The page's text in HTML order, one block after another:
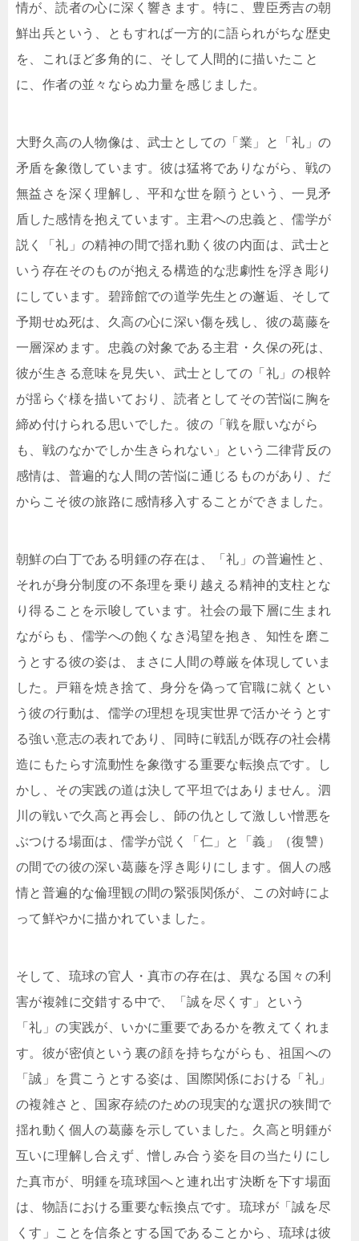
情が、読者の心に深く響きます。特に、豊臣秀吉の朝
鮮出兵という、ともすれば一方的に語られがちな歴史
を、これほど多角的に、そして人間的に描いたこと
に、作者の並々ならぬ力量を感じました。
大野久高の人物像は、武士としての「業」と「礼」の
矛盾を象徴しています。彼は猛将でありながら、戦の
無益さを深く理解し、平和な世を願うという、一見矛
盾した感情を抱えています。主君への忠義と、儒学が
説く「礼」の精神の間で揺れ動く彼の内面は、武士と
いう存在そのものが抱える構造的な悲劇性を浮き彫り
にしています。碧蹄館での道学先生との邂逅、そして
予期せぬ死は、久高の心に深い傷を残し、彼の葛藤を
一層深めます。忠義の対象である主君・久保の死は、
彼が生きる意味を見失い、武士としての「礼」の根幹
が揺らぐ様を描いており、読者としてその苦悩に胸を
締め付けられる思いでした。彼の「戦を厭いながら
も、戦のなかでしか生きられない」という二律背反の
感情は、普遍的な人間の苦悩に通じるものがあり、だ
からこそ彼の旅路に感情移入することができました。
朝鮮の白丁である明鍾の存在は、「礼」の普遍性と、
それが身分制度の不条理を乗り越える精神的支柱とな
り得ることを示唆しています。社会の最下層に生まれ
ながらも、儒学への飽くなき渇望を抱き、知性を磨こ
うとする彼の姿は、まさに人間の尊厳を体現していま
した。戸籍を焼き捨て、身分を偽って官職に就くとい
う彼の行動は、儒学の理想を現実世界で活かそうとす
る強い意志の表れであり、同時に戦乱が既存の社会構
造にもたらす流動性を象徴する重要な転換点です。し
かし、その実践の道は決して平坦ではありません。泗
川の戦いで久高と再会し、師の仇として激しい憎悪を
ぶつける場面は、儒学が説く「仁」と「義」（復讐）
の間での彼の深い葛藤を浮き彫りにします。個人の感
情と普遍的な倫理観の間の緊張関係が、この対峙によ
って鮮やかに描かれていました。
そして、琉球の官人・真市の存在は、異なる国々の利
害が複雑に交錯する中で、「誠を尽くす」という
「礼」の実践が、いかに重要であるかを教えてくれま
す。彼が密偵という裏の顔を持ちながらも、祖国への
「誠」を貫こうとする姿は、国際関係における「礼」
の複雑さと、国家存続のための現実的な選択の狭間で
揺れ動く個人の葛藤を示していました。久高と明鍾が
互いに理解し合えず、憎しみ合う姿を目の当たりにし
た真市が、明鍾を琉球国へと連れ出す決断を下す場面
は、物語における重要な転換点です。琉球が「誠を尽
くす」ことを信条とする国であることから、琉球は彼